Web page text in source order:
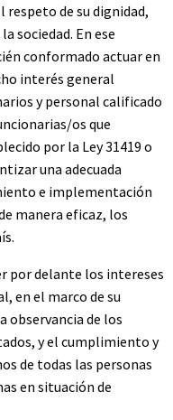
respeto de su dignidad,
sociedad. En ese
conformado actuar en
interés general
y personal calificado
os que
por la Ley 31419 o
una adecuada
e implementación
manera eficaz, los
por delante los intereses
en el marco de su
observancia de los
y el cumplimiento y
de todas las personas
en situación de